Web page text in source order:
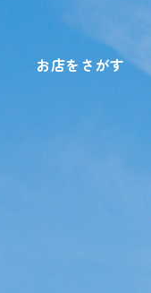
お店をさがす